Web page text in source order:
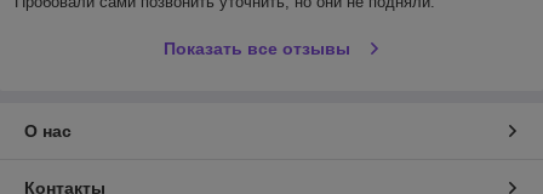
Показать все отзывы
О нас
Контакты